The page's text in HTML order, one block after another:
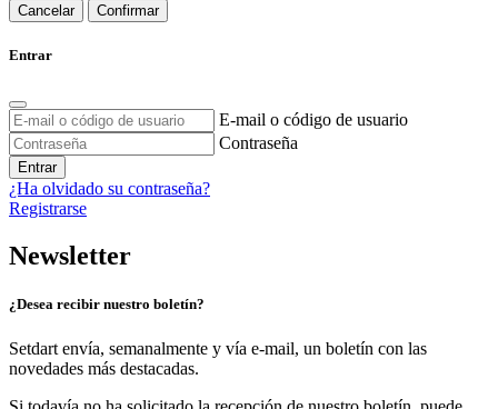
Cancelar Confirmar
Entrar
E-mail o código de usuario
Contraseña
Entrar
¿Ha olvidado su contraseña?
Registrarse
Newsletter
¿Desea recibir nuestro boletín?
Setdart envía, semanalmente y vía e-mail, un boletín con las
novedades más destacadas.